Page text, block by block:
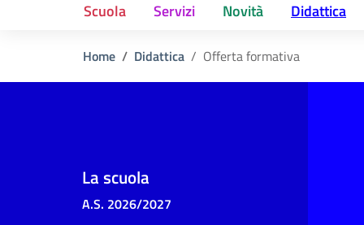
Scuola Servizi Novità Didattica
Home Didattica Offerta formativa
La scuola
A.S. 2026/2027